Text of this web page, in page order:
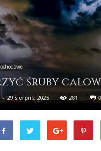
śruby
- 29 sierpnia 2025 281 0